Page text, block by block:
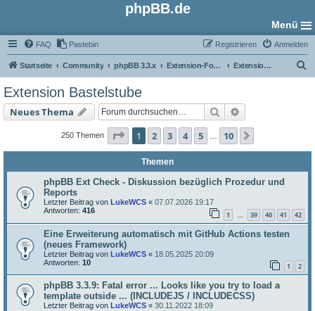
phpBB.de
Menü
FAQ Pastebin Anmelden
Registrieren
Startseite Community phpBB 3.3.x Extension-Foren Extension Bastelstube
Extension Bastelstube
Neues Thema Suche
250 Themen Seite 1von 10
1 2 3 4 5 10
Themen
phpBB Ext Check - Diskussion bezüglich Prozedur und
Reports
Letzter Beitrag von LukeWCS « 07.07.2026 19:17
Antworten: 416 1 … 39 40 41 42
Eine Erweiterung automatisch mit GitHub Actions testen
(neues Framework)
Letzter Beitrag von LukeWCS « 18.05.2025 20:09
Antworten: 10 1 2
phpBB 3.3.9: Fatal error ... Looks like you try to load a
template outside ... (INCLUDEJS / INCLUDECSS)
Letzter Beitrag von LukeWCS « 30.11.2022 18:09